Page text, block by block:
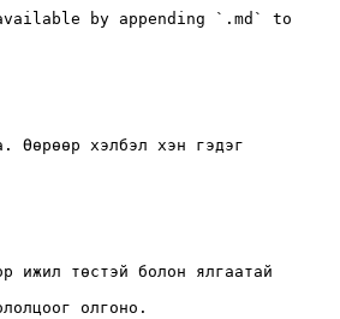
by appending `.md` to
Өөрөөр хэлбэл хэн гэдэг
ижил төстэй болон ялгаатай
олгоно.